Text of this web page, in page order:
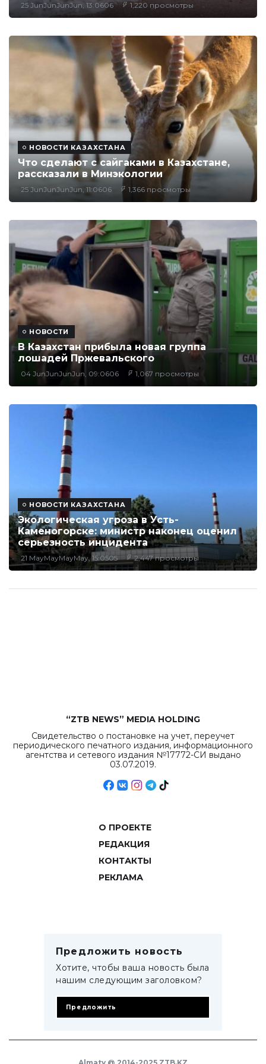
25 JunJunJunJun, 13:0606 1,220 просмотры
НОВОСТИ КАЗАХСТАНА
Что сделают с сайгаками в Казахстане,
рассказали в Минэкологии
25 JunJunJunJun, 11:0606 1,366 просмотры
НОВОСТИ
В Казахстан прибыла новая группа
лошадей Пржевальского
04 JunJunJunJun, 09:0606 1,067 просмотры
НОВОСТИ КАЗАХСТАНА
Экологическая угроза в Усть-
Каменогорске: министр наконец оценил
серьезность инцидента
21 MayMayMayMay, 15:0505 2,447 просмотры
“ZTB NEWS” MEDIA HOLDING
Свидетельство о постановке на учет, переучет
периодического печатного издания, информационного
агентства и сетевого издания №17772-СИ выдано
03.07.2019.
О ПРОЕКТЕ
РЕДАКЦИЯ
КОНТАКТЫ
РЕКЛАМА
Предложить новость
Хотите, чтобы ваша новость была
нашим следующим заголовком?
Предложить